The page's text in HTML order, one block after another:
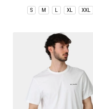
S M XL XXL